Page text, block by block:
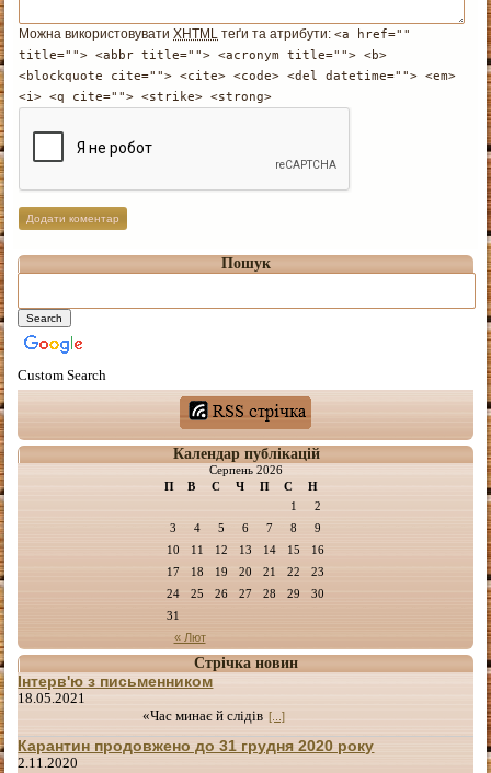
Можна використовуватиXHTML теґи та атрибути:<a href=""
title=""> <abbr title=""> <acronym title=""> <b>
<blockquote cite=""> <cite> <code> <del datetime=""> <em>
<i> <q cite=""> <strike> <strong>
Пошук
Custom Search
Календар публікацій
Серпень 2026
П
В С Ч П С Н
« Лют
1
2
3
4 5 6 7 8
9
10
11 12 13 14 15
16
17
18 19 20 21 22
23
24
25 26 27 28 29
30
31
Стрічка новин
Інтерв'ю з письменником
18.05.2021
«Час минає й слідів [...]
Карантин продовжено до 31 грудня 2020 року
2.11.2020